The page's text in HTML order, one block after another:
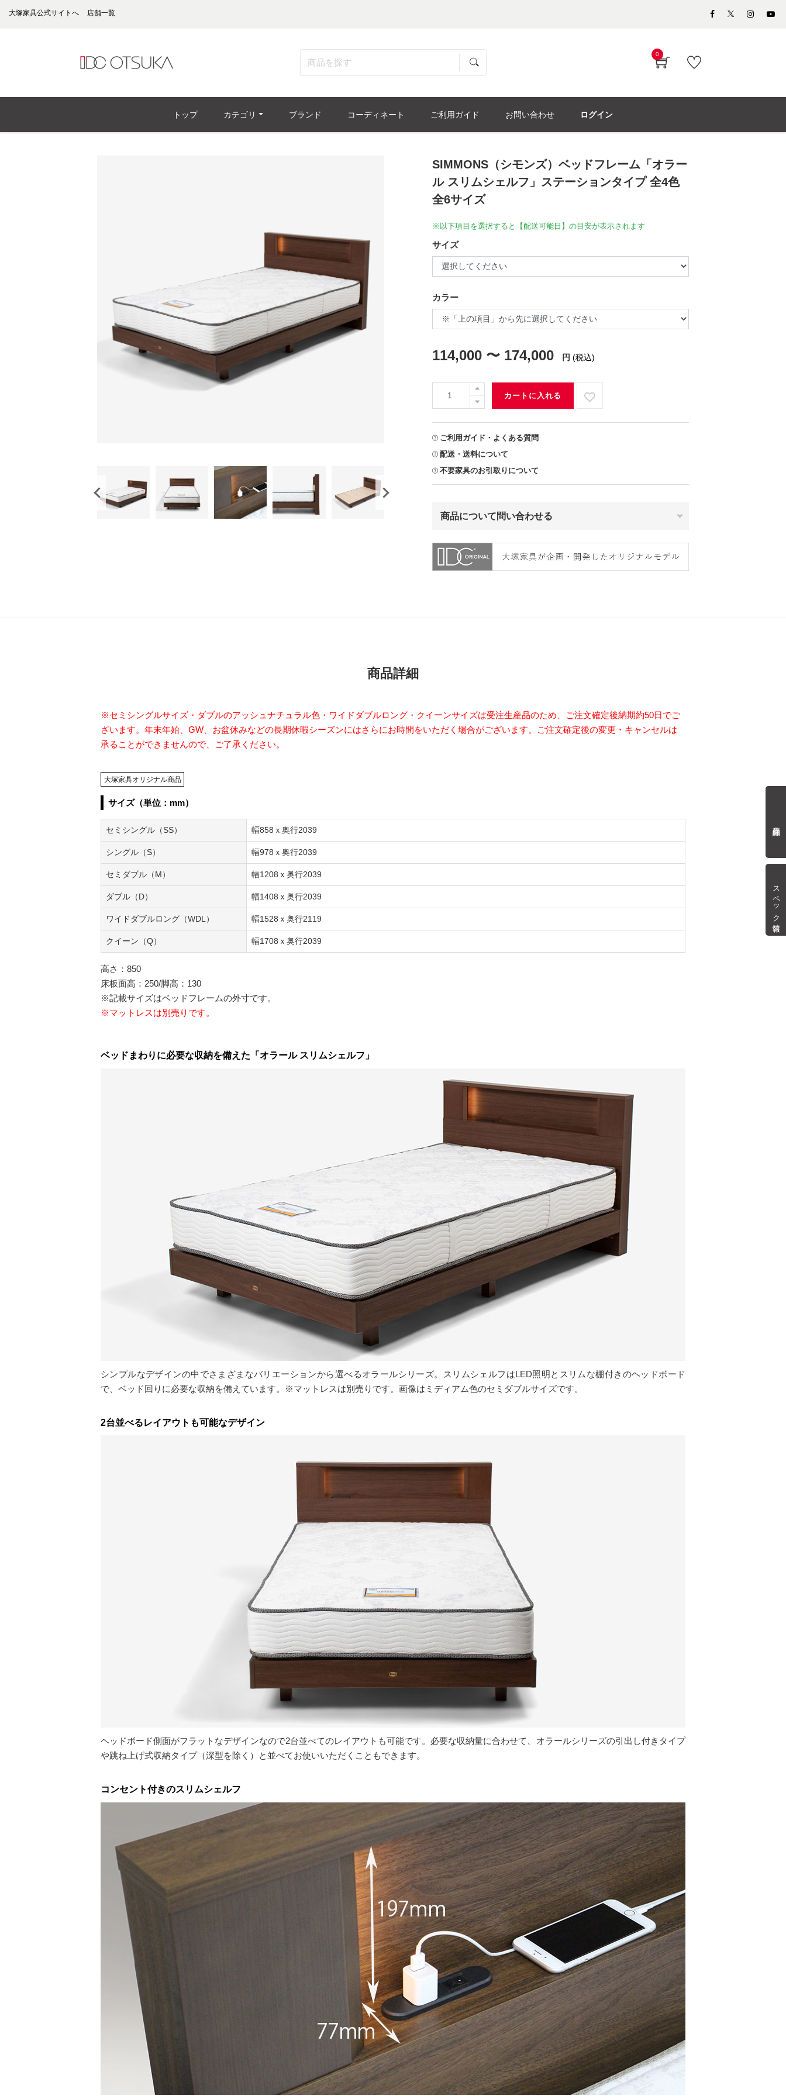
スペック情報
大塚家具公式サイトへ 店舗一覧
0
トップ カテゴリ ブランド コーディネート ご利用ガイド お問い合わせ ログイン
SIMMONS（シモンズ）ベッドフレーム「オラー
ル スリムシェルフ」ステーションタイプ 全4色
全6サイズ
※以下項目を選択すると【配送可能日】の目安が表示されます
サイズ
カラー
114,000 〜 174,000 円 (税込)
カートに入れる
ご利用ガイド・よくある質問
配送・送料について
不要家具のお引取りについて
商品について問い合わせる
商品詳細
※セミシングルサイズ・ダブルのアッシュナチュラル色・ワイドダブルロング・クイーンサイズは受注生産品のため、ご注文確定後納期約50日でご
ざいます。年末年始、GW、お盆休みなどの長期休暇シーズンにはさらにお時間をいただく場合がございます。ご注文確定後の変更・キャンセルは
承ることができませんので、ご了承ください。
大塚家具オリジナル商品
サイズ（単位：mm）
セミシングル（SS） 幅858ｘ奥行2039
シングル（S） 幅978ｘ奥行2039
セミダブル（M） 幅1208ｘ奥行2039
ダブル（D） 幅1408ｘ奥行2039
ワイドダブルロング（WDL） 幅1528ｘ奥行2119
クイーン（Q） 幅1708ｘ奥行2039
高さ：850
床板面高：250/脚高：130
※記載サイズはベッドフレームの外寸です。
※マットレスは別売りです。
ベッドまわりに必要な収納を備えた「オラール スリムシェルフ」
シンプルなデザインの中でさまざまなバリエーションから選べるオラールシリーズ。スリムシェルフはLED照明とスリムな棚付きのヘッドボード
で、ベッド回りに必要な収納を備えています。※マットレスは別売りです。画像はミディアム色のセミダブルサイズです。
2台並べるレイアウトも可能なデザイン
ヘッドボード側面がフラットなデザインなので2台並べてのレイアウトも可能です。必要な収納量に合わせて、オラールシリーズの引出し付きタイプ
や跳ね上げ式収納タイプ（深型を除く）と並べてお使いいただくこともできます。
コンセント付きのスリムシェルフ